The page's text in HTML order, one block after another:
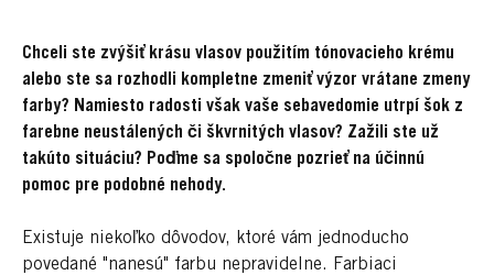
Chceli ste zvýšiť krásu vlasov použitím tónovacieho krému
alebo ste sa rozhodli kompletne zmeniť výzor vrátane zmeny
farby? Namiesto radosti však vaše sebavedomie utrpí šok z
farebne neustálených či škvrnitých vlasov? Zažili ste už
takúto situáciu? Poďme sa spoločne pozrieť na účinnú
pomoc pre podobné nehody.
Existuje niekoľko dôvodov, ktoré vám jednoducho
povedané "nanesú" farbu nepravidelne. Farbiaci